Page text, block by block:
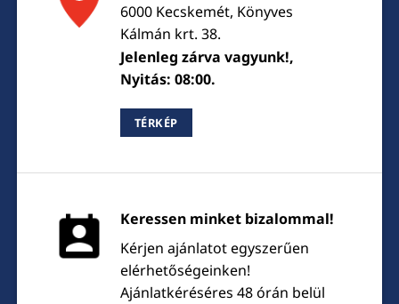
6000 Kecskemét, Könyves
Kálmán krt. 38.
Jelenleg zárva vagyunk!,
Nyitás: 08:00.
TÉRKÉP
Keressen minket bizalommal!
Kérjen ajánlatot egyszerűen
elérhetőségeinken!
Ajánlatkéréséres 48 órán belül